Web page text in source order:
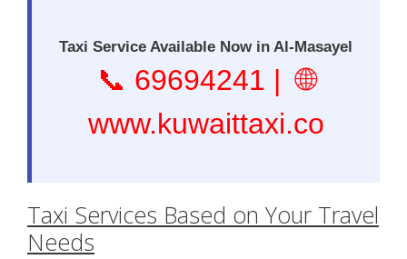
Taxi Service Available Now in Al-Masayel
📞 69694241 | 🌐
www.kuwaittaxi.co
Taxi Services Based on Your Travel
Needs